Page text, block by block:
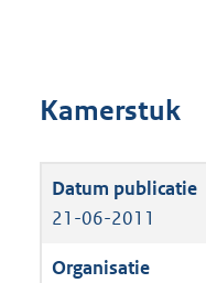
Kamerstuk
21-06-2011